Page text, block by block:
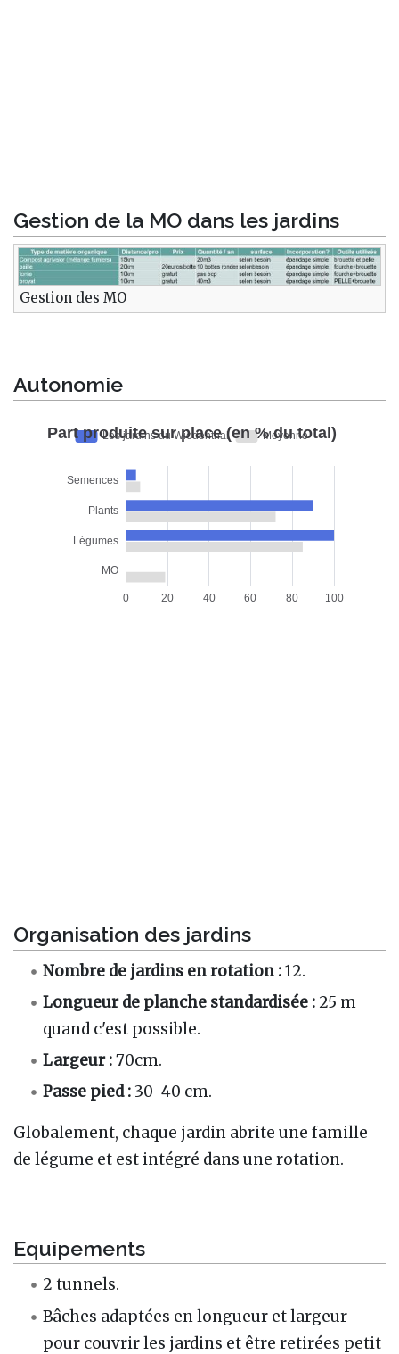
Gestion de la MO dans les jardins
Gestion des MO
Autonomie
Organisation des jardins
Nombre de jardins en rotation :12.
Longueur de planche standardisée : 25 m
quand c'est possible.
Largeur :70cm.
Passe pied : 30-40 cm.
Globalement, chaque jardin abrite une famille
de légume et est intégré dans une rotation.
Equipements
2 tunnels.
Bâches adaptées en longueur et largeur
pour couvrir les jardins et être retirées petit